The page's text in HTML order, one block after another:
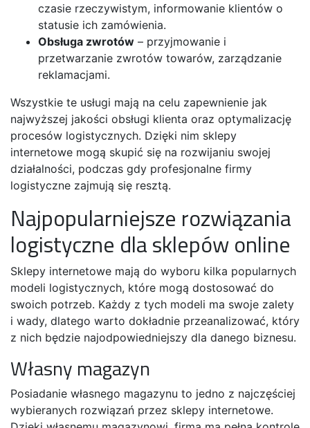
czasie rzeczywistym, informowanie klientów o
statusie ich zamówienia.
Obsługa zwrotów – przyjmowanie i
przetwarzanie zwrotów towarów, zarządzanie
reklamacjami.
Wszystkie te usługi mają na celu zapewnienie jak
najwyższej jakości obsługi klienta oraz optymalizację
procesów logistycznych. Dzięki nim sklepy
internetowe mogą skupić się na rozwijaniu swojej
działalności, podczas gdy profesjonalne firmy
logistyczne zajmują się resztą.
Najpopularniejsze rozwiązania
logistyczne dla sklepów online
Sklepy internetowe mają do wyboru kilka popularnych
modeli logistycznych, które mogą dostosować do
swoich potrzeb. Każdy z tych modeli ma swoje zalety
i wady, dlatego warto dokładnie przeanalizować, który
z nich będzie najodpowiedniejszy dla danego biznesu.
Własny magazyn
Posiadanie własnego magazynu to jedno z najczęściej
wybieranych rozwiązań przez sklepy internetowe.